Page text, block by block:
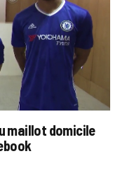
maillot domicile